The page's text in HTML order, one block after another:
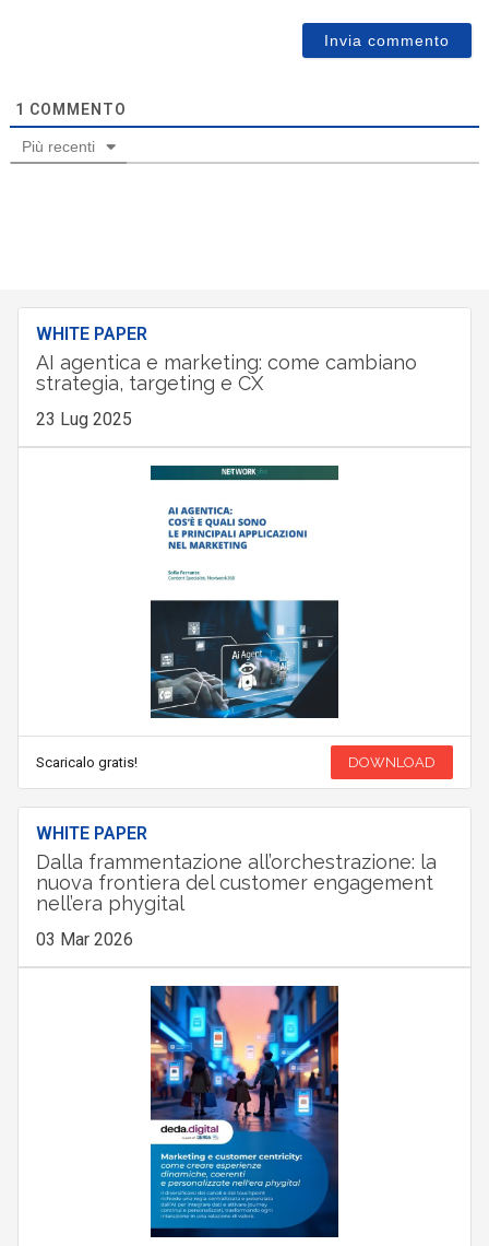
1 COMMENTO
Più recenti
WHITE PAPER
AI agentica e marketing: come cambiano
strategia, targeting e CX
23 Lug 2025
Scaricalo gratis! DOWNLOAD
WHITE PAPER
Dalla frammentazione all’orchestrazione: la
nuova frontiera del customer engagement
nell’era phygital
03 Mar 2026